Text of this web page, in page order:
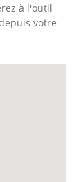
à l'outil
votre